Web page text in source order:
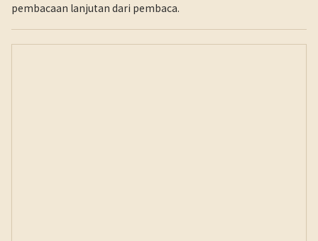
pembacaan lanjutan dari pembaca.